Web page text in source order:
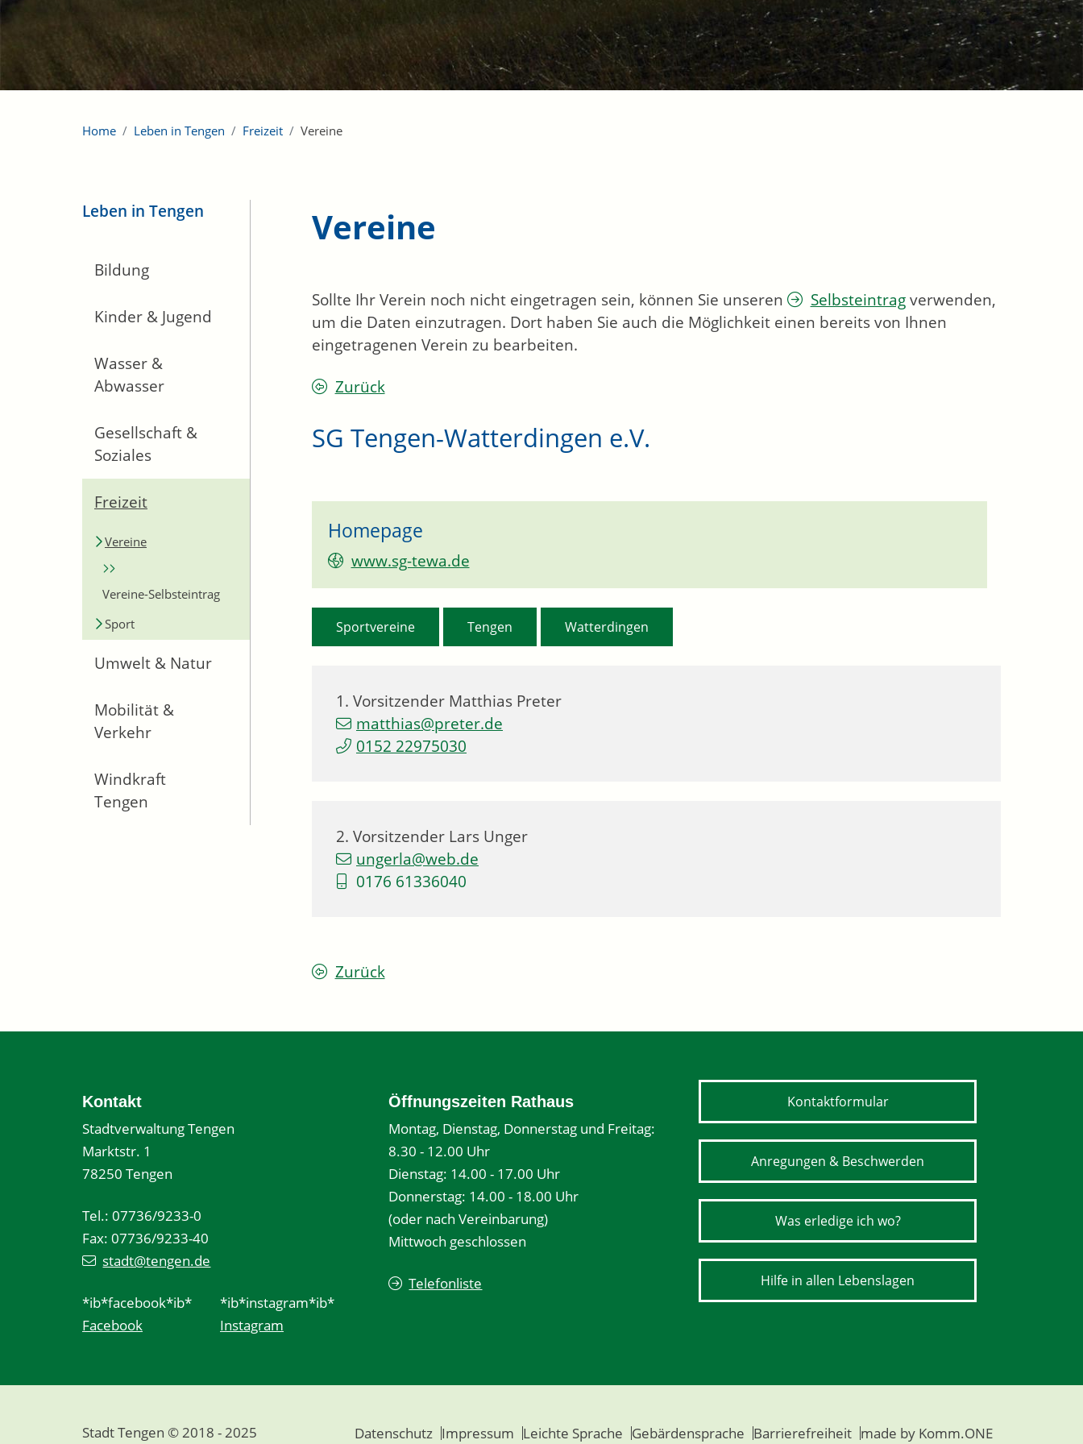
Home Leben in Tengen Freizeit Vereine
Leben in Tengen
Bildung
Kinder & Jugend
Wasser &
Abwasser
Gesellschaft &
Soziales
Freizeit
Vereine
Vereine-Selbsteintrag
Sport
Umwelt & Natur
Mobilität &
Verkehr
Windkraft
Tengen
Vereine
Sollte Ihr Verein noch nicht eingetragen sein, können Sie unseren Selbsteintragverwenden,
um die Daten einzutragen. Dort haben Sie auch die Möglichkeit einen bereits von Ihnen
eingetragenen Verein zu bearbeiten.
Zurück
SG Tengen-Watterdingen e.V.
Homepage
www.sg-tewa.de
1. Vorsitzender Matthias Preter
matthias@preter.de
0152 22975030
2. Vorsitzender Lars Unger
ungerla@web.de
0176 61336040
Sportvereine Tengen Watterdingen
Zurück
Kontakt
Stadtverwaltung Tengen
Marktstr. 1
78250 Tengen
Tel.: 07736/9233-0
Fax: 07736/9233-40
stadt@tengen.de
*ib*facebook*ib*
Facebook
*ib*instagram*ib*
Instagram
Öffnungszeiten Rathaus
Montag, Dienstag, Donnerstag und Freitag:
8.30 - 12.00 Uhr
Dienstag: 14.00 - 17.00 Uhr
Donnerstag: 14.00 - 18.00 Uhr
(oder nach Vereinbarung)
Mittwoch geschlossen
Telefonliste
Kontaktformular
Anregungen & Beschwerden
Was erledige ich wo?
Hilfe in allen Lebenslagen
Stadt Tengen © 2018 - 2025 Datenschutz Impressum Leichte Sprache Gebärdensprache Barrierefreiheit made by Komm.ONE